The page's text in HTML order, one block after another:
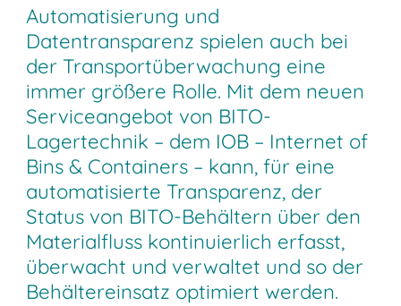
Automatisierung und
Datentransparenz spielen auch bei
der Transportüberwachung eine
immer größere Rolle. Mit dem neuen
Serviceangebot von BITO-
Lagertechnik – dem IOB – Internet of
Bins & Containers – kann, für eine
automatisierte Transparenz, der
Status von BITO-Behältern über den
Materialfluss kontinuierlich erfasst,
überwacht und verwaltet und so der
Behältereinsatz optimiert werden.